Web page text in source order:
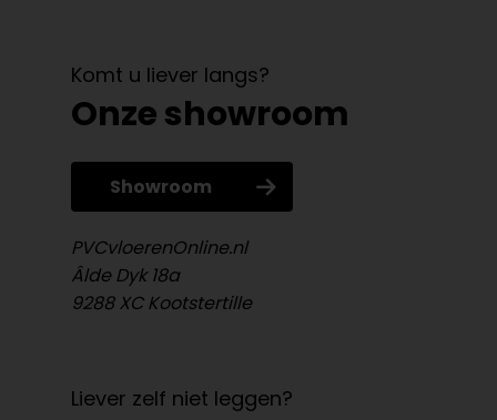
Komt u liever langs?
Onze showroom
Showroom
PVCvloerenOnline.nl
Âlde Dyk 18a
9288 XC Kootstertille
Liever zelf niet leggen?